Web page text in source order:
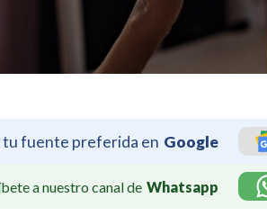
tu fuente preferida en Google
a nuestro canal de Whatsapp